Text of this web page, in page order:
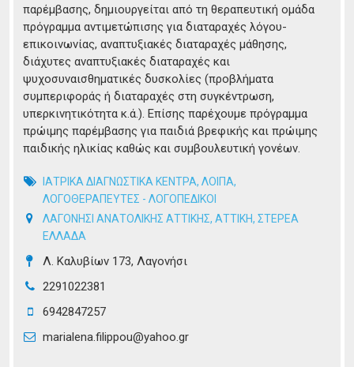
παρέμβασης, δημιουργείται από τη θεραπευτική ομάδα
πρόγραμμα αντιμετώπισης για διαταραχές λόγου-
επικοινωνίας, αναπτυξιακές διαταραχές μάθησης,
διάχυτες αναπτυξιακές διαταραχές και
ψυχοσυναισθηματικές δυσκολίες (προβλήματα
συμπεριφοράς ή διαταραχές στη συγκέντρωση,
υπερκινητικότητα κ.ά.). Επίσης παρέχουμε πρόγραμμα
πρώιμης παρέμβασης για παιδιά βρεφικής και πρώιμης
παιδικής ηλικίας καθώς και συμβουλευτική γονέων.
ΙΑΤΡΙΚΑ ΔΙΑΓΝΩΣΤΙΚΑ ΚΕΝΤΡΑ, ΛΟΙΠΑ,
ΛΟΓΟΘΕΡΑΠΕΥΤΕΣ - ΛΟΓΟΠΕΔΙΚΟΙ
ΛΑΓΟΝΗΣΙ ΑΝΑΤΟΛΙΚΗΣ ΑΤΤΙΚΗΣ, ΑΤΤΙΚΗ, ΣΤΕΡΕΑ
ΕΛΛΑΔΑ
Λ. Καλυβίων 173, Λαγονήσι
2291022381
6942847257
marialena.filippou@yahoo.gr